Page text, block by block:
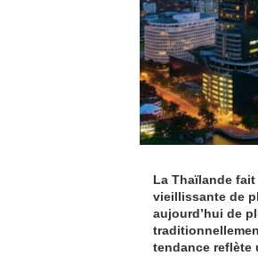
La Thaïlande
vieillissante de
aujourd’hui de
tendance reflète